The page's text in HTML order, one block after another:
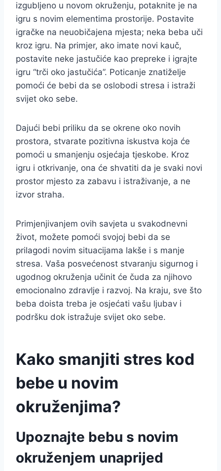
izgubljeno u novom okruženju, potaknite je na
igru s novim elementima prostorije. Postavite
igračke na neuobičajena mjesta; neka beba uči
kroz igru. Na primjer, ako imate novi kauč,
postavite neke jastučiće kao prepreke i igrajte
igru “trči oko jastučića”. Poticanje znatiželje
pomoći će bebi da se oslobodi stresa i istraži
svijet oko sebe.
Dajući bebi priliku da se okrene oko novih
prostora, stvarate pozitivna iskustva koja će
pomoći u smanjenju osjećaja tjeskobe. Kroz
igru i otkrivanje, ona će shvatiti da je svaki novi
prostor mjesto za zabavu i istraživanje, a ne
izvor straha.
Primjenjivanjem ovih savjeta u svakodnevni
život, možete pomoći svojoj bebi da se
prilagodi novim situacijama lakše i s manje
stresa. Vaša posvećenost stvaranju sigurnog i
ugodnog okruženja učinit će čuda za njihovo
emocionalno zdravlje i razvoj. Na kraju, sve što
beba doista treba je osjećati vašu ljubav i
podršku dok istražuje svijet oko sebe.
Kako smanjiti stres kod
bebe u novim
okruženjima?
Upoznajte bebu s novim
okruženjem unaprijed